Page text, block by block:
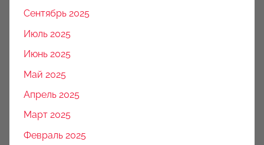
Сентябрь 2025
Июль 2025
Июнь 2025
Май 2025
Апрель 2025
Март 2025
Февраль 2025